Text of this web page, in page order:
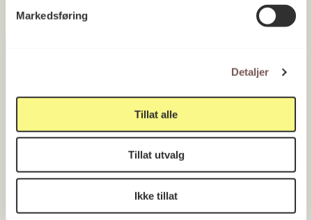
Markedsføring
Detaljer
Tillat alle
Tillat utvalg
Ikke tillat
Postadresse
St. Olavs plass